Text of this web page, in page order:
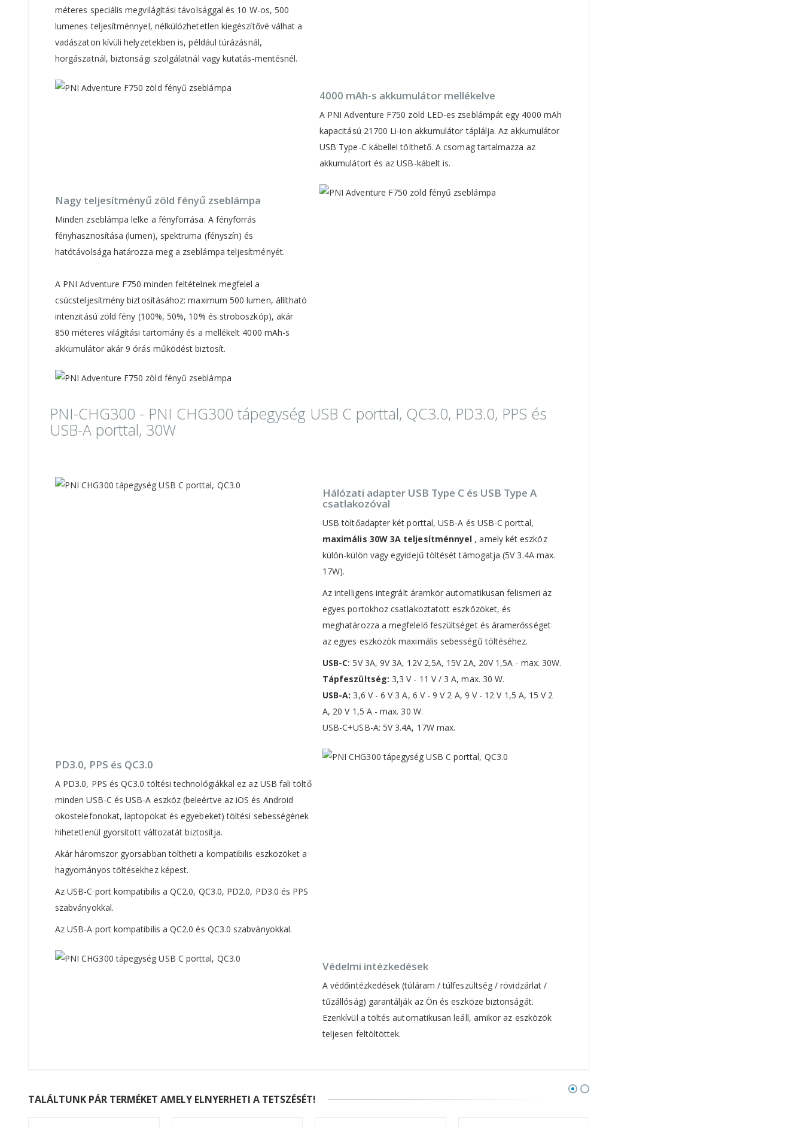
méteres speciális megvilágítási távolsággal és 10 W-os, 500
lumenes teljesítménnyel, nélkülözhetetlen kiegészítővé válhat a
vadászaton kívüli helyzetekben is, például túrázásnál,
horgászatnál, biztonsági szolgálatnál vagy kutatás-mentésnél.
4000 mAh-s akkumulátor mellékelve
A PNI Adventure F750 zöld LED-es zseblámpát egy 4000 mAh
kapacitású 21700 Li-ion akkumulátor táplálja. Az akkumulátor
USB Type-C kábellel tölthető. A csomag tartalmazza az
akkumulátort és az USB-kábelt is.
Nagy teljesítményű zöld fényű zseblámpa
Minden zseblámpa lelke a fényforrása. A fényforrás
fényhasznosítása (lumen), spektruma (fényszín) és
hatótávolsága határozza meg a zseblámpa teljesítményét.
A PNI Adventure F750 minden feltételnek megfelel a
csúcsteljesítmény biztosításához: maximum 500 lumen, állítható
intenzitású zöld fény (100%, 50%, 10% és stroboszkóp), akár
850 méteres világítási tartomány és a mellékelt 4000 mAh-s
akkumulátor akár 9 órás működést biztosít.
PNI-CHG300 - PNI CHG300 tápegység USB C porttal, QC3.0, PD3.0, PPS és
USB-A porttal, 30W
Hálózati adapter USB Type C és USB Type A
csatlakozóval
USB töltőadapter két porttal, USB-A és USB-C porttal,
maximális 30W 3A teljesítménnyel , amely két eszköz
külön-külön vagy egyidejű töltését támogatja (5V 3.4A max.
17W).
Az intelligens integrált áramkör automatikusan felismeri az
egyes portokhoz csatlakoztatott eszközöket, és
meghatározza a megfelelő feszültséget és áramerősséget
az egyes eszközök maximális sebességű töltéséhez.
USB-C: 5V 3A, 9V 3A, 12V 2,5A, 15V 2A, 20V 1,5A - max. 30W.
Tápfeszültség: 3,3 V - 11 V / 3 A, max. 30 W.
USB-A: 3,6 V - 6 V 3 A, 6 V - 9 V 2 A, 9 V - 12 V 1,5 A, 15 V 2
A, 20 V 1,5 A - max. 30 W.
USB-C+USB-A: 5V 3.4A, 17W max.
PD3.0, PPS és QC3.0
A PD3.0, PPS és QC3.0 töltési technológiákkal ez az USB fali töltő
minden USB-C és USB-A eszköz (beleértve az iOS és Android
okostelefonokat, laptopokat és egyebeket) töltési sebességének
hihetetlenül gyorsított változatát biztosítja.
Akár háromszor gyorsabban töltheti a kompatibilis eszközöket a
hagyományos töltésekhez képest.
Az USB-C port kompatibilis a QC2.0, QC3.0, PD2.0, PD3.0 és PPS
szabványokkal.
Az USB-A port kompatibilis a QC2.0 és QC3.0 szabványokkal.
Védelmi intézkedések
A védőintézkedések (túláram / túlfeszültség / rövidzárlat /
tűzállóság) garantálják az Ön és eszköze biztonságát.
Ezenkívül a töltés automatikusan leáll, amikor az eszközök
teljesen feltöltöttek.
TALÁLTUNK PÁR TERMÉKET AMELY ELNYERHETI A TETSZÉSÉT!